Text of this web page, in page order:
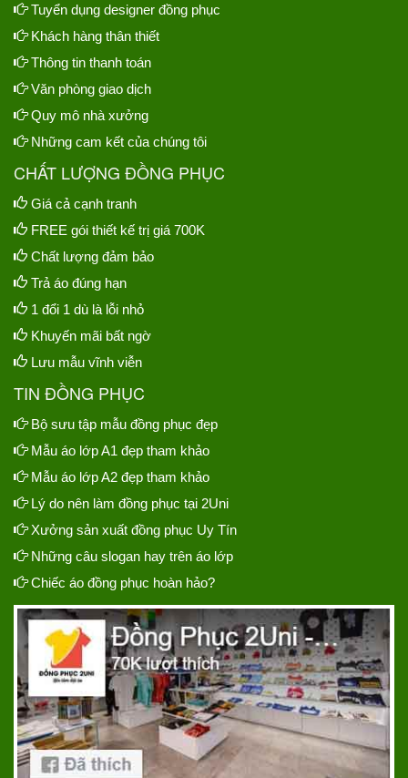
Tuyển dụng designer đồng phục
Khách hàng thân thiết
Thông tin thanh toán
Văn phòng giao dịch
Quy mô nhà xưởng
Những cam kết của chúng tôi
CHẤT LƯỢNG ĐỒNG PHỤC
Giá cả cạnh tranh
FREE gói thiết kế trị giá 700K
Chất lượng đảm bảo
Trả áo đúng hạn
1 đổi 1 dù là lỗi nhỏ
Khuyến mãi bất ngờ
Lưu mẫu vĩnh viễn
TIN ĐỒNG PHỤC
Bộ sưu tập mẫu đồng phục đẹp
Mẫu áo lớp A1 đẹp tham khảo
Mẫu áo lớp A2 đẹp tham khảo
Lý do nên làm đồng phục tại 2Uni
Xưởng sản xuất đồng phục Uy Tín
Những câu slogan hay trên áo lớp
Chiếc áo đồng phục hoàn hảo?